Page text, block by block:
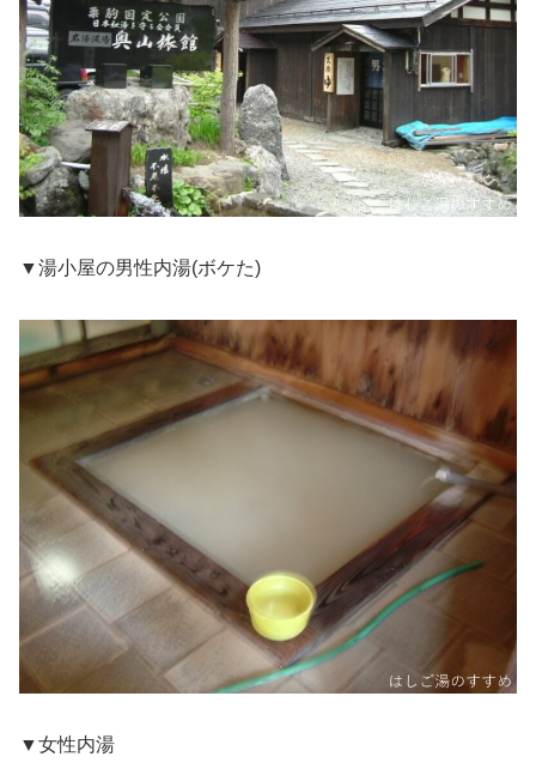
▼湯小屋の男性内湯(ボケた)
▼女性内湯